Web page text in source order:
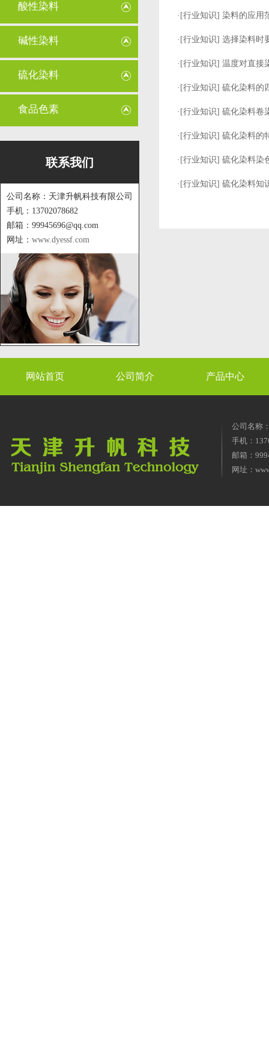
酸性染料
碱性染料
硫化染料
食品色素
联系我们
公司名称：天津升帆科技有限公司
手机：13702078682
邮箱：99945696@qq.com
网址： www.dyessf.com
·[行业知识] 染料的应用
·[行业知识] 选择染料时
·[行业知识] 温度对直接
·[行业知识] 硫化染料的
·[行业知识] 硫化染料卷
·[行业知识] 硫化染料的
·[行业知识] 硫化染料染
·[行业知识] 硫化染料知
网站首页 公司简介 产品中心
公司名称
手机：
邮箱：
网址：